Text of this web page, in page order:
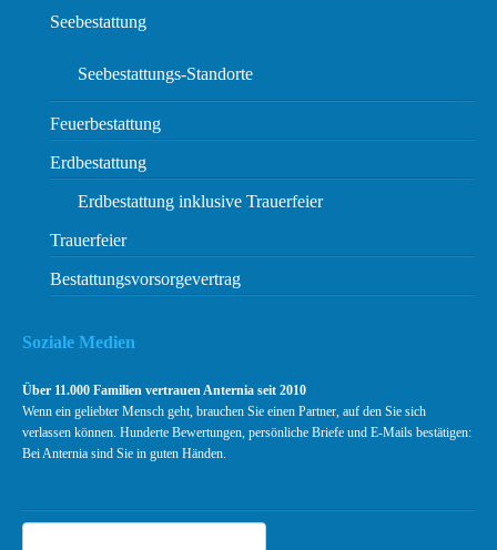
Seebestattung
Seebestattungs-Standorte
Feuerbestattung
Erdbestattung
Erdbestattung inklusive Trauerfeier
Trauerfeier
Bestattungsvorsorgevertrag
Soziale Medien
Über 11.000 Familien vertrauen Anternia seit 2010
Wenn ein geliebter Mensch geht, brauchen Sie einen Partner, auf den Sie sich
verlassen können. Hunderte Bewertungen, persönliche Briefe und E-Mails bestätigen:
Bei Anternia sind Sie in guten Händen.